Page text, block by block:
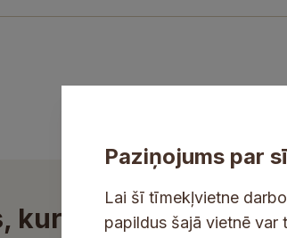
kurš uzzina!
Paziņojums par
Lai šī tīmekļvietne
papildus šajā vietnē var